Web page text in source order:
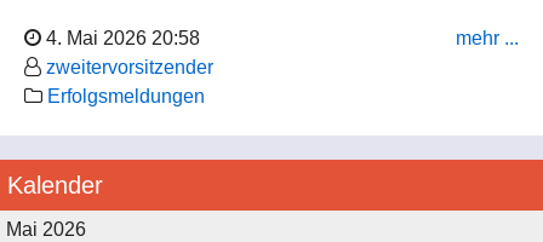
4. Mai 2026 20:58
zweitervorsitzender
Erfolgsmeldungen
mehr ...
Kalender
Mai 2026